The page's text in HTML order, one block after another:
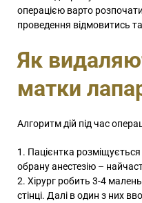
операцією варто
проведення відмовитись
Як
матки
Алгоритм дій під час
Пацієнтка розміщується
обрану анестезію –
Хірург робить 3-4
стінці. Далі в один з них